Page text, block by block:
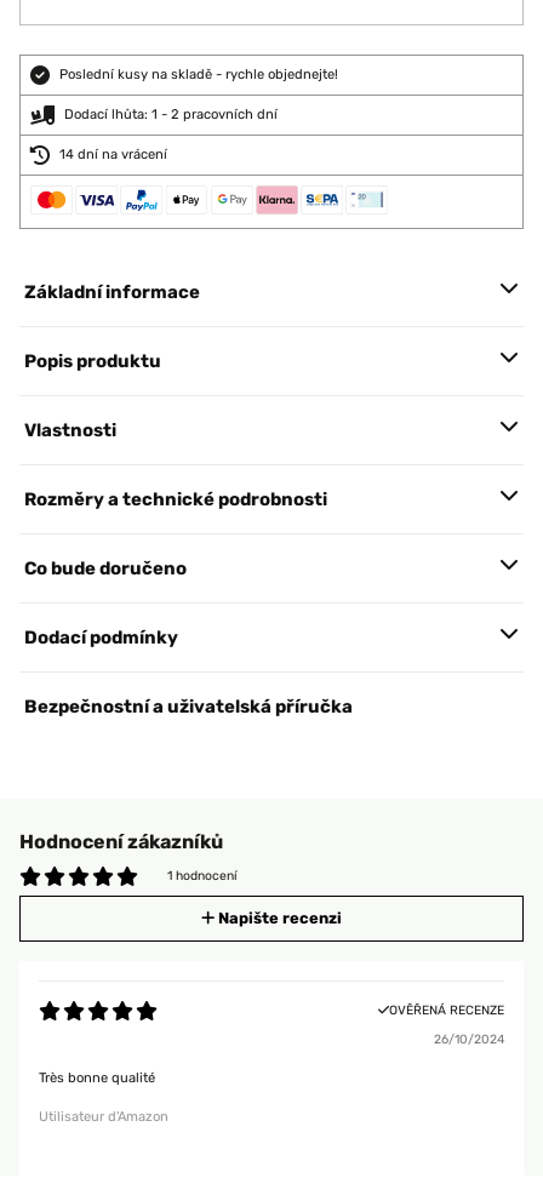
Poslední kusy na skladě - rychle objednejte!
Dodací lhůta: 1 - 2 pracovních dní
14 dní na vrácení
Základní informace
Popis produktu
Vlastnosti
Rozměry a technické podrobnosti
Co bude doručeno
Dodací podmínky
Bezpečnostní a uživatelská příručka
Hodnocení zákazníků
1 hodnocení
Napište recenzi
OVĚŘENÁ RECENZE
26/10/2024
Très bonne qualité
Utilisateur d'Amazon